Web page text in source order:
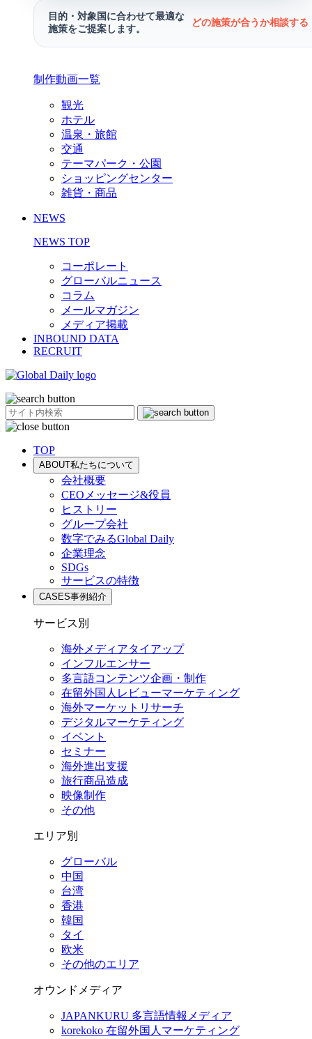
目的・対象国に合わせて最適な
施策をご提案します。
どの施策が合うか相談す
制作動画一覧
観光
ホテル
温泉・旅館
交通
テーマパーク・公園
ショッピングセンター
雑貨・商品
NEWS
NEWS TOP
コーポレート
グローバルニュース
コラム
メールマガジン
メディア掲載
INBOUND DATA
RECRUIT
TOP
ABOUT私たちについて
会社概要
CEOメッセージ&役員
ヒストリー
グループ会社
数字でみるGlobal Daily
企業理念
SDGs
サービスの特徴
CASES事例紹介
サービス別
海外メディアタイアップ
インフルエンサー
多言語コンテンツ企画・制作
在留外国⼈レビューマーケティング
海外マーケットリサーチ
デジタルマーケティング
イベント
セミナー
海外進出支援
旅行商品造成
映像制作
その他
エリア別
グローバル
中国
台湾
香港
韓国
タイ
欧米
その他のエリア
オウンドメディア
JAPANKURU 多言語情報メディア
korekoko 在留外国人マーケティング